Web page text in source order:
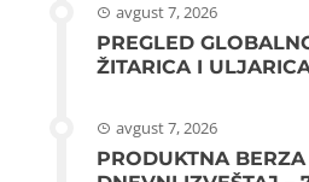
avgust 7, 2026
PREGLED
ŽITARICA I
avgust 7, 2026
PRODUKTNA